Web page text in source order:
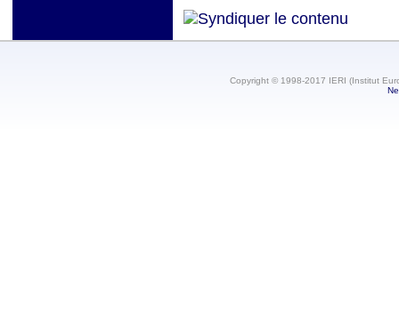
Copyright © 1998-2017 IERI (Institut